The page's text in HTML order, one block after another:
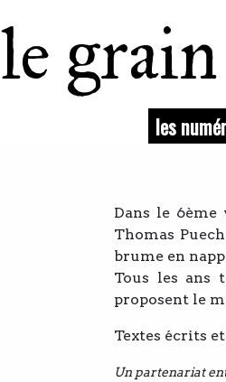
le grain
les
Dans le 6ème
Thomas
brume en
Tous les ans
proposent le
Textes écrits
Un partenariat